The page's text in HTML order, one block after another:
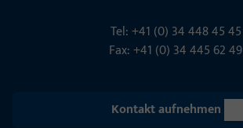
Tel: +41 (0) 34 448 45 45
Fax: +41 (0) 34 445 62 49
Kontakt aufnehmen